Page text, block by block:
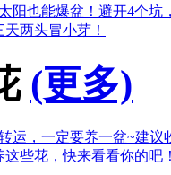
阳也能爆盆！ 避开4个坑
两头冒小芽！
(更多)
运，一定要养一盆~建议
些花，快来看看你的吧！